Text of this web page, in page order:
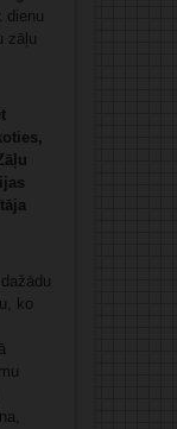
dienu
zāļu
ko